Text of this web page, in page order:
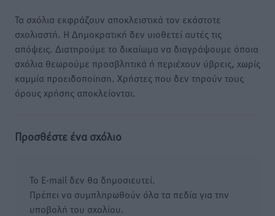
Τα σχόλια εκφράζουν αποκλειστικά τον εκάστοτε
σχολιαστή. Η Δημοκρατική δεν υιοθετεί αυτές τις
απόψεις. Διατηρούμε το δικαίωμα να διαγράψουμε όποια
σχόλια θεωρούμε προσβλητικά ή περιέχουν ύβρεις, χωρίς
καμμία προειδοποίηση. Χρήστες που δεν τηρούν τους
όρους χρήσης αποκλείονται.
Προσθέστε ένα σχόλιο
Το E-mail δεν θα δημοσιευτεί.
Πρέπει να συμπληρωθούν όλα τα πεδία για την
υποβολή του σχολίου.